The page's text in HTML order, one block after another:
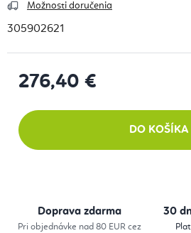
Možnosti doručenia
305902621
276,40 €
DO KOŠÍKA
Doprava zdarma
Pri objednávke nad 80 EUR cez
30